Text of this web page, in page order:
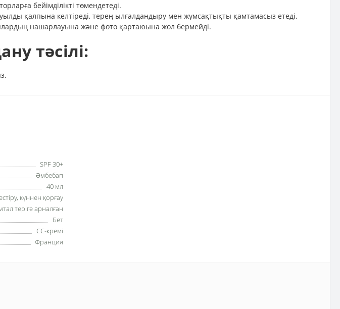
бейімділікті төмендетеді.
қалпына келтіреді, терең ылғалдандыру мен жұмсақтықты қамтамасыз етеді.
нашарлауына және фото қартаюына жол бермейді.
тәсілі:
SPF 30+
Әмбебап
40 мл
күннен қорғау
теріге арналған
Бет
СС-кремі
Франция